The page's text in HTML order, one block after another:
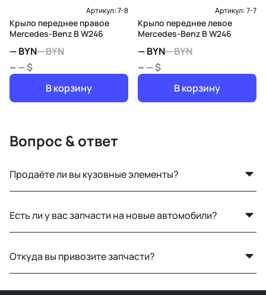
Артикул:7-8
Крыло переднее правое
Mercedes-Benz B W246
—BYN—BYN
~ — $
В корзину
Артикул:7-7
Крыло переднее левое
Mercedes-Benz B W246
—BYN—BYN
~ — $
В корзину
Вопрос & ответ
Продаёте ли вы кузовные элементы?
крылья, капоты, бамперы и другие элементы без
ржавчины и повреждений.
Есть ли у вас запчасти на новые автомобили?
запчастях для машин с пробегом.
Откуда вы привозите запчасти?